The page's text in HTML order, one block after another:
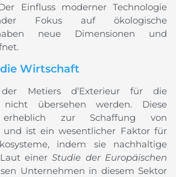
Einfluss moderner Technologie
Fokus auf ökologische
neue Dimensionen und
Wirtschaft
Metiers d’Exterieur für die
übersehen werden. Diese
zur Schaffung von
und ist ein wesentlicher Faktor für
indem sie nachhaltige
einerStudie der Europäischen
Unternehmen in diesem Sektor